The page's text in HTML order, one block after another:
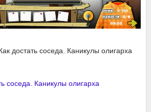
достать соседа. Каникулы олигарха
соседа. Каникулы олигарха